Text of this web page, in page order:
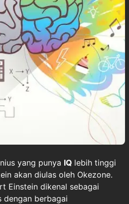
yang punya IQ lebih tinggi
akan diulas oleh Okezone.
Einstein dikenal sebagai
dengan berbagai